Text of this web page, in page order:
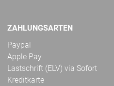
ZAHLUNGSARTEN
Paypal
Apple Pay
Lastschrift (ELV) via Sofort
Kreditkarte